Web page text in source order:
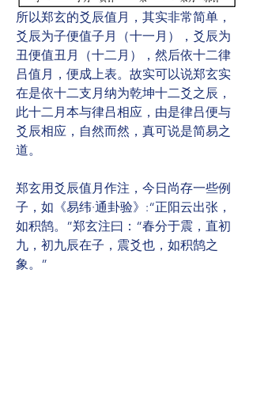
所以郑玄的爻辰值月，其实非常简单，
爻辰为子便值子月（十一月），爻辰为
丑便值丑月（十二月），然后依十二律
吕值月，便成上表。故实可以说郑玄实
在是依十二支月纳为乾坤十二爻之辰，
此十二月本与律吕相应，由是律吕便与
爻辰相应，自然而然，真可说是简易之
道。
郑玄用爻辰值月作注，今日尚存一些例
子，如《易纬·通卦验》:“正阳云出张，
如积鹄。”郑玄注曰：“春分于震，直初
九，初九辰在子，震爻也，如积鹄之
象。”